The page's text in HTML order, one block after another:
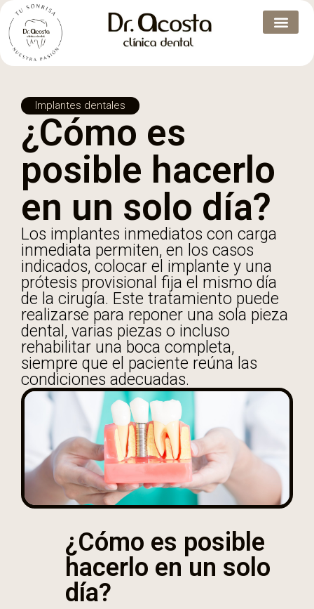
Implantes dentales
¿Cómo es
posible hacerlo
en un solo día?
Los implantes inmediatos con carga
inmediata permiten, en los casos
indicados, colocar el implante y una
prótesis provisional fija el mismo día
de la cirugía. Este tratamiento puede
realizarse para reponer una sola pieza
dental, varias piezas o incluso
rehabilitar una boca completa,
siempre que el paciente reúna las
condiciones adecuadas.
¿Cómo es posible
hacerlo en un solo
día?